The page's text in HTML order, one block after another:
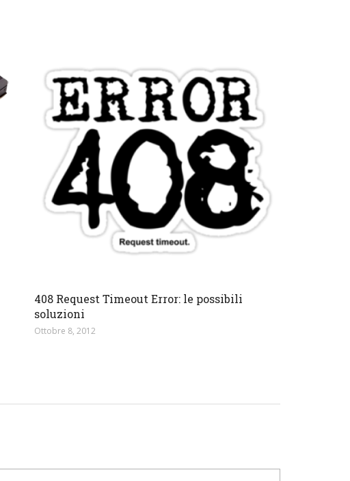
408 Request Timeout Error: le possibili
soluzioni
Ottobre 8, 2012